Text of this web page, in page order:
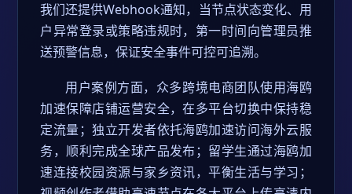
我们还提供Webhook通知，当节点状态变化、用
户异常登录或策略违规时，第一时间向管理员推
送预警信息，保证安全事件可控可追溯。
用户案例方面，众多跨境电商团队使用海鸥
加速保障店铺运营安全，在多平台切换中保持稳
定流量；独立开发者依托海鸥加速访问海外云服
务，顺利完成全球产品发布；留学生通过海鸥加
速连接校园资源与家乡资讯，平衡生活与学习；